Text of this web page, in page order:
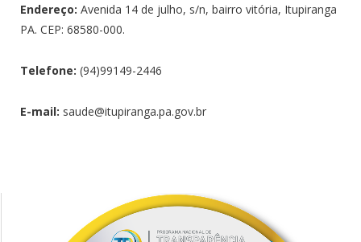
Endereço: Avenida 14 de julho, s/n, bairro vitória, Itupiranga
PA. CEP: 68580-000.
Telefone: (94)99149-2446
E-mail: saude@itupiranga.pa.gov.br